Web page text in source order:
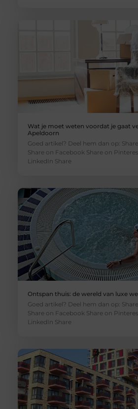
Wat je moet weten voordat je gaat
Apeldoorn
Goed artikel? Deel hem dan op:
Share on Facebook Share on
LinkedIn Share
Ontspan thuis: de wereld van luxe
Goed artikel? Deel hem dan op:
Share on Facebook Share on
LinkedIn Share